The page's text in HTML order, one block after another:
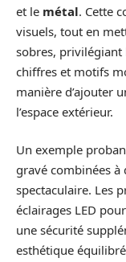
et le métal. Cette
visuels, tout en
sobres, privilégiant
chiffres et motifs
manière d’ajouter
l’espace extérieur.
Un exemple
gravé combinées
spectaculaire. Les
éclairages LED
une sécurité
esthétique